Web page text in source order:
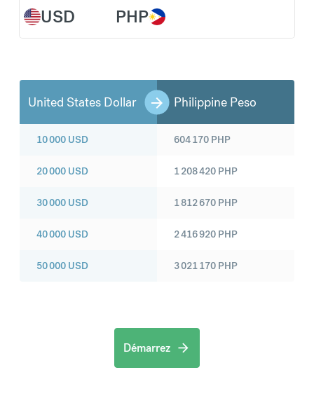
USD PHP
United States Dollar Philippine Peso
10 000 USD
20 000 USD
30 000 USD
40 000 USD
50 000 USD
604 170 PHP
1 208 420 PHP
1 812 670 PHP
2 416 920 PHP
3 021 170 PHP
Démarrez